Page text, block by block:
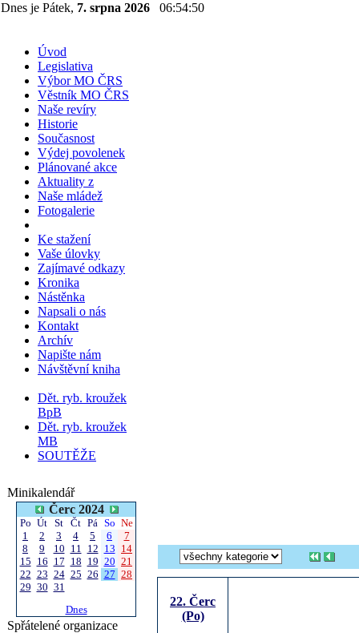
Dnes je Pátek, 7. srpna 2026 06:54:50
Úvod
Legislativa
Výbor MO ČRS
Věstník MO ČRS
Naše revíry
Historie
Současnost
Výdej povolenek
Plánované akce
Aktuality z
Naše mládež
Fotogalerie
Ke stažení
Vaše úlovky
Zajímavé odkazy
Kronika
Nástěnka
Napsali o nás
Kontakt
Archív
Napište nám
Návštěvní kniha
Dět. ryb. kroužek
BpB
Dět. ryb. kroužek
MB
SOUTĚŽE
Minikalendář
Čerc 2024
Po Út St Čt Pá So Ne
1
2 3 4 5 6
7
8
9 10 11 12 13 14
15 16 17 18 19 20 21
22 23 24 25 26 27 28
29 30 31
Dnes
Spřátelené organizace
22. Čerc
(Po)